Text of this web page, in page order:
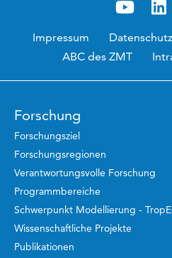
Impressum Datenschutz
ABC des ZMT
Forschung
Forschungsziel
Forschungsregionen
Verantwortungsvolle Forschung
Programmbereiche
Schwerpunkt Modellierung -
Wissenschaftliche Projekte
Publikationen